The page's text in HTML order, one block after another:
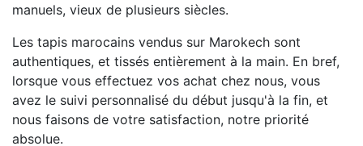
manuels, vieux de plusieurs siècles.
Les tapis marocains vendus sur Marokech sont
authentiques, et tissés entièrement à la main. En bref,
lorsque vous effectuez vos achat chez nous, vous
avez le suivi personnalisé du début jusqu'à la fin, et
nous faisons de votre satisfaction, notre priorité
absolue.